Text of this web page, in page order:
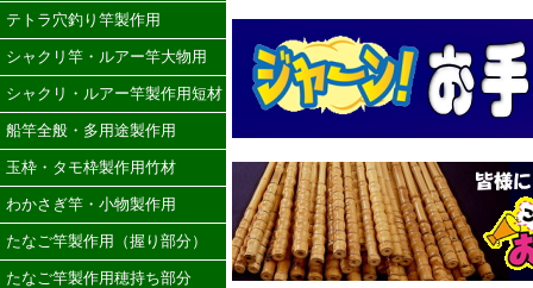
テトラ穴釣り竿製作用
シャクリ竿・ルアー竿大物用
シャクリ・ルアー竿製作用短材
船竿全般・多用途製作用
玉枠・タモ枠製作用竹材
わかさぎ竿・小物製作用
たなご竿製作用（握り部分）
たなご竿製作用穂持ち部分